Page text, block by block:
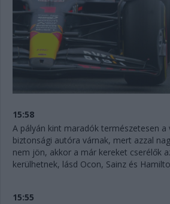
15:58
A pályán kint maradók természetesen a
biztonsági autóra várnak, mert azzal
nem jön, akkor a már kereket cserélők
kerülhetnek, lásd Ocon, Sainz és
15:55